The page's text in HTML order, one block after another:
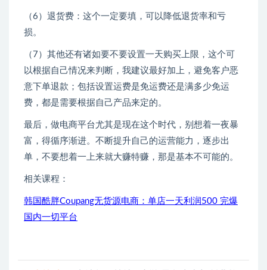
（6）退货费：这个一定要填，可以降低退货率和亏
损。
（7）其他还有诸如要不要设置一天购买上限，这个可
以根据自己情况来判断，我建议最好加上，避免客户恶
意下单退款；包括设置运费是免运费还是满多少免运
费，都是需要根据自己产品来定的。
最后，做电商平台尤其是现在这个时代，别想着一夜暴
富，得循序渐进。不断提升自己的运营能力，逐步出
单，不要想着一上来就大赚特赚，那是基本不可能的。
相关课程：
韩国酷胖Coupang无货源电商：单店一天利润500 完爆
国内一切平台